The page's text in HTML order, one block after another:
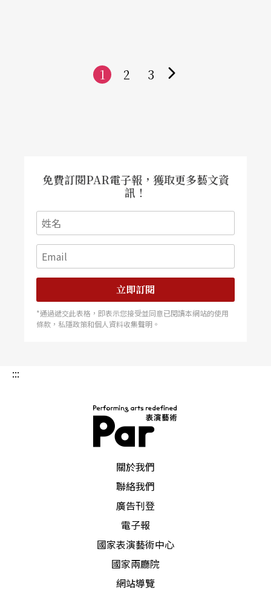
1 2 3
免費訂閱PAR電子報，獲取更多藝文資
訊！
立即訂閱
*通過遞交此表格，即表示您接受並同意已閱讀本網站的使用
條款，私隱政策和個人資料收集聲明。
:::
關於我們
聯絡我們
廣告刊登
電子報
國家表演藝術中心
國家兩廳院
網站導覽